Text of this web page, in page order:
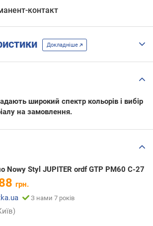
контакт
Докладніше
широкий спектр кольорів і вибір
на замовлення.
Nowy Styl JUPITER ordf GTP PM60 C-27
грн.
З нами 7 років